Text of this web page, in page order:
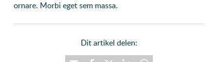
ornare. Morbi eget sem massa.
Dit artikel delen: